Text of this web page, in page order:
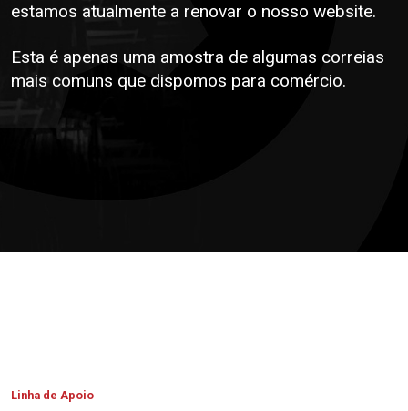
estamos atualmente a renovar o nosso website.
Esta é apenas uma amostra de algumas correias
mais comuns que dispomos para comércio.
Linha de Apoio